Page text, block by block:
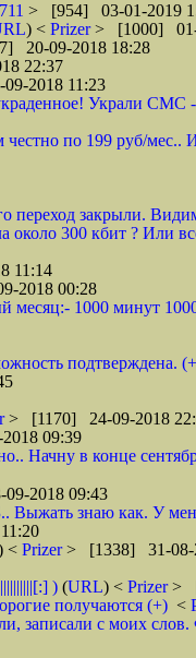
> [954] 03-01-2019
) < Prizer> [1000] 01-
20-09-2018 18:28
22:37
2018 11:23
Украли СМС -
по 199 руб/
переход закрыли.
300 кбит ? Или
11:14
2018 00:28
месяц:- 1000 минут
подтверждена.
> [1170] 24-09-2018
09:39
Начну в конце
2018 09:43
знаю как. У
< Prizer> [1338] 31-08-
) (URL) < Prizer>
получаются (+) <
записали с моих